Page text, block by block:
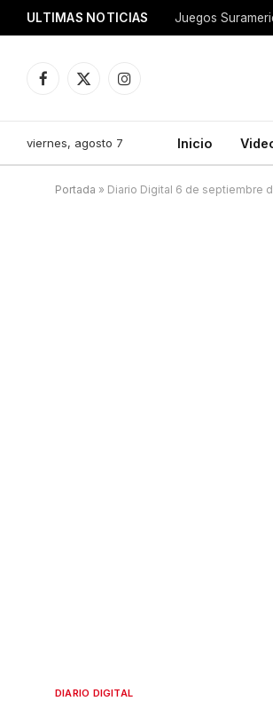
ULTIMAS NOTICIAS Juegos
Facebook
X
Instagram
viernes, agosto 7 Inicio
Portada » Diario Digital 6 de septiembre
DIARIO DIGITAL